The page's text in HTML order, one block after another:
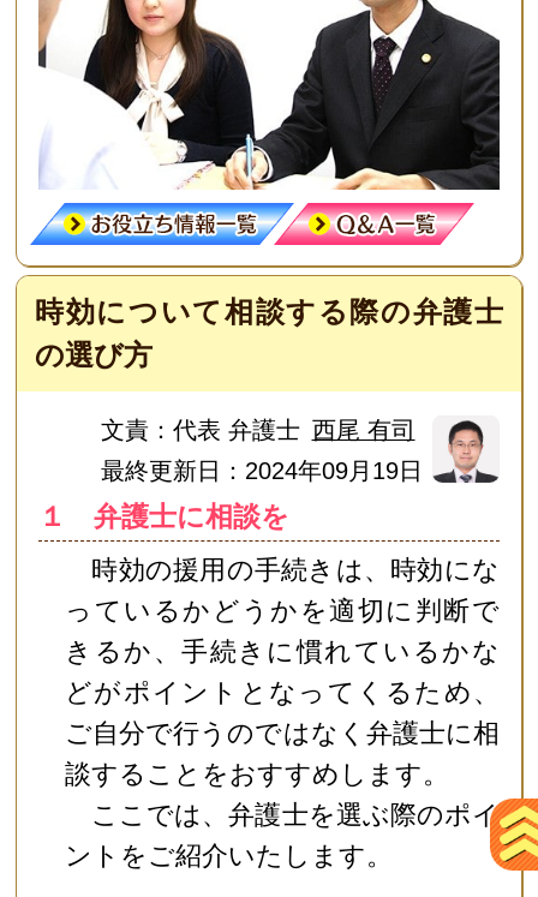
時効について相談する際の弁護士
の選び方
文責： 代表 弁護士 西尾 有司
最終更新日：2024年09月19日
１ 弁護士に相談を
時効の援用の手続きは、時効にな
っているかどうかを適切に判断で
きるか、手続きに慣れているかな
どがポイントとなってくるため、
ご自分で行うのではなく弁護士に相
談することをおすすめします。
ここでは、弁護士を選ぶ際のポイ
ントをご紹介いたします。